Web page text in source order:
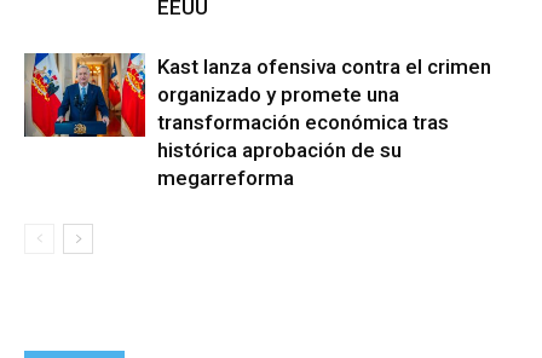
EEUU
Kast lanza ofensiva contra el crimen
organizado y promete una
transformación económica tras
histórica aprobación de su
megarreforma